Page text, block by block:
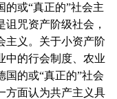
或“真正的”社会主
咒资产阶级社会，
主义。关于小资产阶
中的行会制度、农业
的或“真正的”社会
方面认为共产主义具